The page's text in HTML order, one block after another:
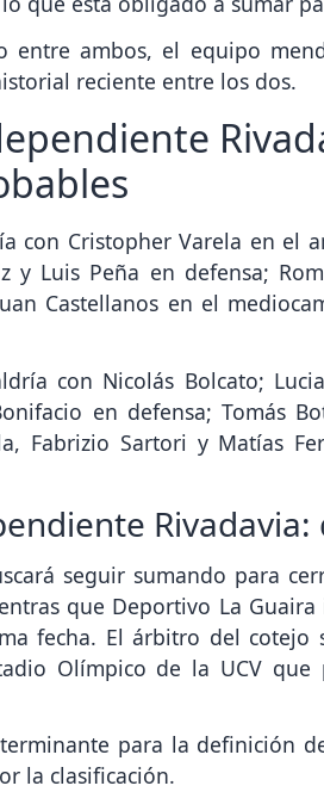
entre ambos, el equipo
reciente entre los dos.
con Cristopher Varela en el
y Luis Peña en defensa;
Castellanos en el
con Nicolás Bolcato;
en defensa; Tomás
Fabrizio Sartori y Matías
seguir sumando para
que Deportivo La
fecha. El árbitro del cotejo
Olímpico de la UCV que
para la definición
la clasificación.